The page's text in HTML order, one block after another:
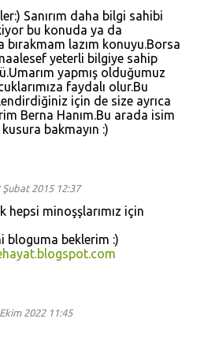
Sanırım daha bilgi sahibi
bu konuda ya da
bırakmam lazım konuyu.Borsa
yeterli bilgiye sahip
yapmış olduğumuz
faydalı olur.Bu
için de size ayrıca
Berna Hanım.Bu arada isim
kusura bakmayın :)
Şubat 2015 12:37
hepsi minoşşlarımız için
bloguma beklerim :)
2022 11:45